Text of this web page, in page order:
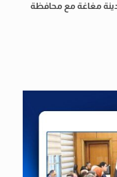
مغاغة مع محافظة